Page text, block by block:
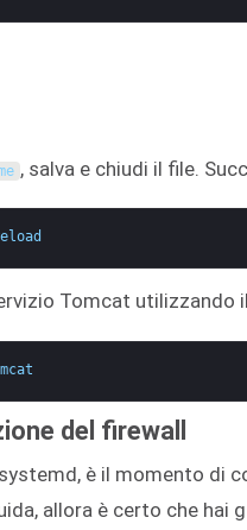
, salva e chiudi il file.
Tomcat utilizzando
del firewall
è il momento di
allora è certo che hai